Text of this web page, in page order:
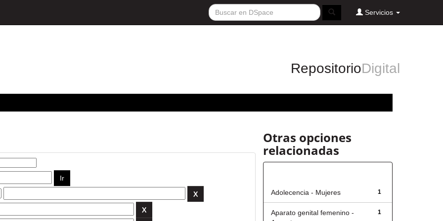
Servicios
RepositorioDigital
Otras opciones
relacionadas
1
Adolecencia - Mujeres
1
Aparato genital femenino -